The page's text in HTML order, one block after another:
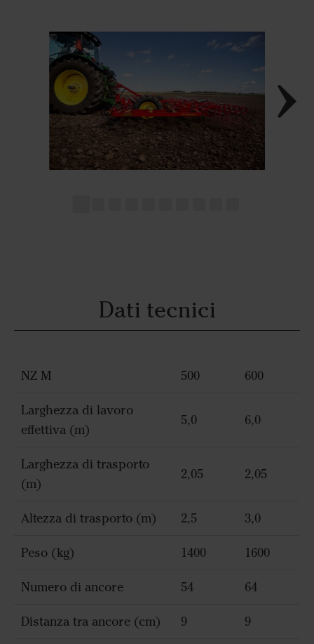
Dati tecnici
NZ M 500 600
Larghezza di lavoro
effettiva (m)
5,0 6,0
Larghezza di trasporto
(m)
2,05 2,05
Altezza di trasporto (m) 2,5 3,0
Peso (kg) 1400 1600
Numero di ancore 54 64
Distanza tra ancore (cm) 9 9